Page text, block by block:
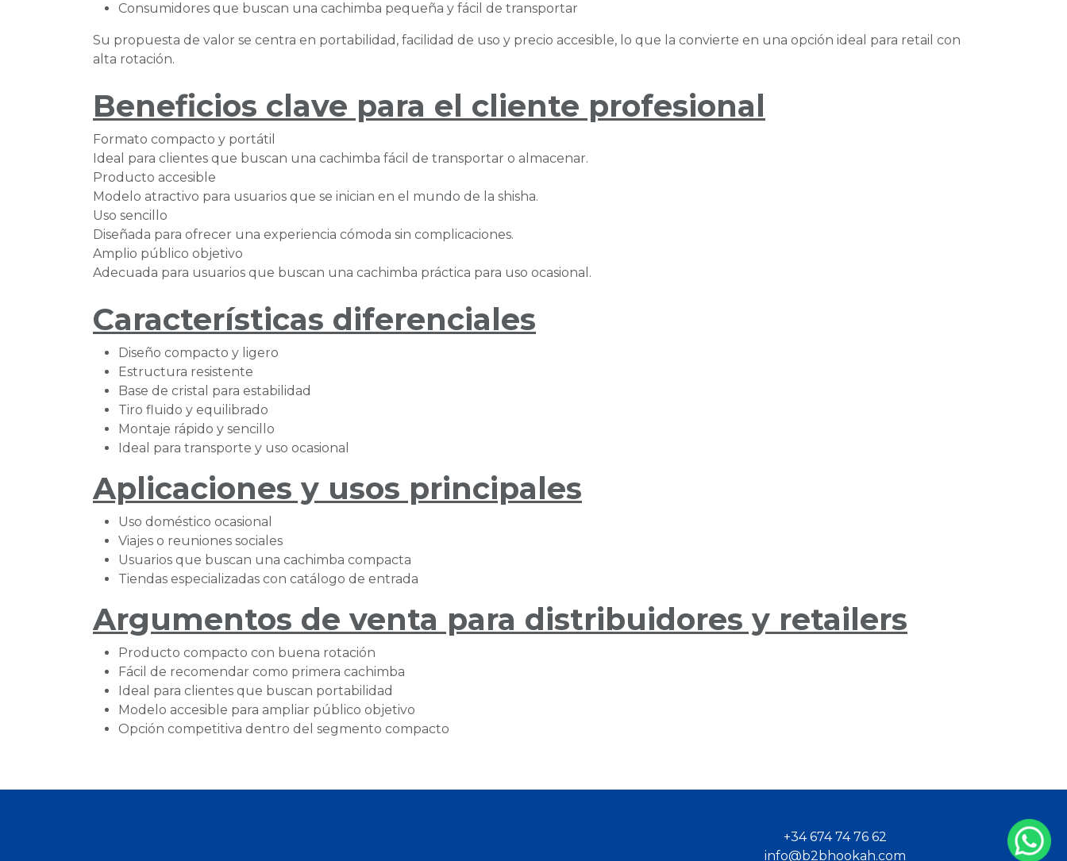
Consumidores que buscan una cachimba pequeña y fácil de transportar
Su propuesta de valor se centra en portabilidad, facilidad de uso y precio accesible, lo que la convierte en una opción ideal para retail con
alta rotación.
Beneficios clave para el cliente profesional
Formato compacto y portátil
Ideal para clientes que buscan una cachimba fácil de transportar o almacenar.
Producto accesible
Modelo atractivo para usuarios que se inician en el mundo de la shisha.
Uso sencillo
Diseñada para ofrecer una experiencia cómoda sin complicaciones.
Amplio público objetivo
Adecuada para usuarios que buscan una cachimba práctica para uso ocasional.
Características diferenciales
Diseño compacto y ligero
Estructura resistente
Base de cristal para estabilidad
Tiro fluido y equilibrado
Montaje rápido y sencillo
Ideal para transporte y uso ocasional
Aplicaciones y usos principales
Uso doméstico ocasional
Viajes o reuniones sociales
Usuarios que buscan una cachimba compacta
Tiendas especializadas con catálogo de entrada
Argumentos de venta para distribuidores y retailers
Producto compacto con buena rotación
Fácil de recomendar como primera cachimba
Ideal para clientes que buscan portabilidad
Modelo accesible para ampliar público objetivo
Opción competitiva dentro del segmento compacto
+34 674 74 76 62
info@b2bhookah.com